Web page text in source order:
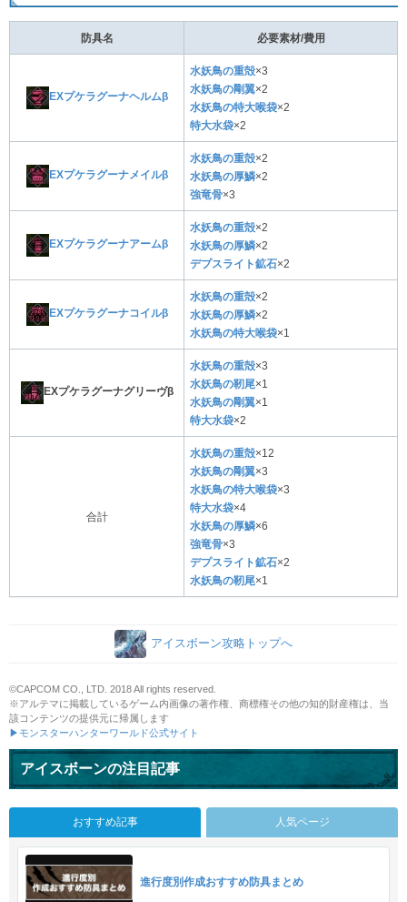
防具名 必要素材/費用
EXプケラグーナヘルムβ
水妖鳥の重殻×3
水妖鳥の剛翼×2
水妖鳥の特大喉袋×2
特大水袋×2
EXプケラグーナメイルβ
水妖鳥の重殻×2
水妖鳥の厚鱗×2
強竜骨×3
EXプケラグーナアームβ
水妖鳥の重殻×2
水妖鳥の厚鱗×2
デプスライト鉱石×2
EXプケラグーナコイルβ
水妖鳥の重殻×2
水妖鳥の厚鱗×2
水妖鳥の特大喉袋×1
EXプケラグーナグリーヴβ
水妖鳥の重殻×3
水妖鳥の靭尾×1
水妖鳥の剛翼×1
特大水袋×2
合計
水妖鳥の重殻×12
水妖鳥の剛翼×3
水妖鳥の特大喉袋×3
特大水袋×4
水妖鳥の厚鱗×6
強竜骨×3
デプスライト鉱石×2
水妖鳥の靭尾×1
アイスボーン攻略トップへ
©CAPCOM CO., LTD. 2018 All rights reserved.
※アルテマに掲載しているゲーム内画像の著作権、商標権その他の知的財産権は、当
該コンテンツの提供元に帰属します
▶モンスターハンターワールド公式サイト
アイスボーンの注目記事
おすすめ記事 人気ページ
進行度別作成おすすめ防具まとめ